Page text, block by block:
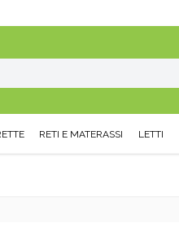
RETI E MATERASSI LETTI